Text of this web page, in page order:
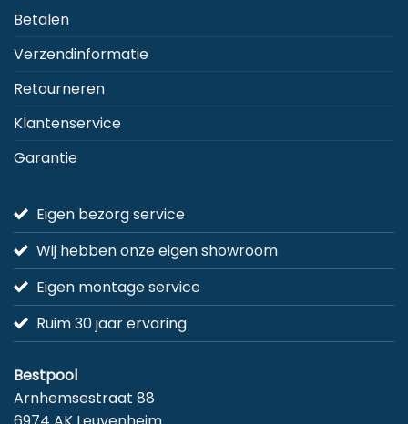
Betalen
Verzendinformatie
Retourneren
Klantenservice
Garantie
Eigen bezorg service
Wij hebben onze eigen showroom
Eigen montage service
Ruim 30 jaar ervaring
Bestpool
Arnhemsestraat 88